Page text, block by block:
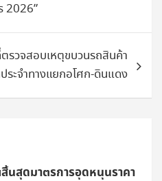
2026”
รวจสอบเหตุขบวนรถสินค้า
ระจำทางแยกอโศก-ดินแดง
นสุดมาตรการอุดหนุนราคา